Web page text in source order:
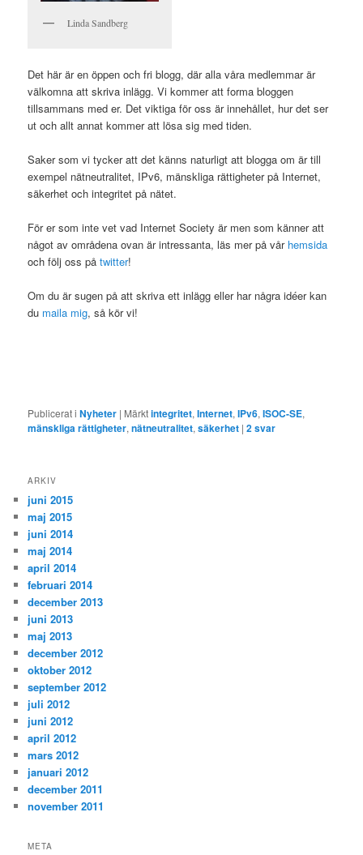
Linda Sandberg
Det här är en öppen och fri blogg, där alla våra medlemmar är
välkomna att skriva inlägg. Vi kommer att forma bloggen
tillsammans med er. Det viktiga för oss är innehållet, hur det ser
ut och allt annat kommer att lösa sig med tiden.
Saker som vi tycker att det känns naturligt att blogga om är till
exempel nätneutralitet, IPv6, mänskliga rättigheter på Internet,
säkerhet och integritet på nätet.
För er som inte vet vad Internet Society är men som känner att
något av områdena ovan är intressanta, läs mer på vår hemsida
och följ oss påtwitter!
Om du är sugen på att skriva ett inlägg eller har några idéer kan
du maila mig, så kör vi!
Publicerat i Nyheter | Märktintegritet,Internet,IPv6,ISOC-SE,
mänskliga rättigheter,nätneutralitet,säkerhet |2svar
ARKIV
juni 2015
maj 2015
juni 2014
maj 2014
april 2014
februari 2014
december 2013
juni 2013
maj 2013
december 2012
oktober 2012
september 2012
juli 2012
juni 2012
april 2012
mars 2012
januari 2012
december 2011
november 2011
META